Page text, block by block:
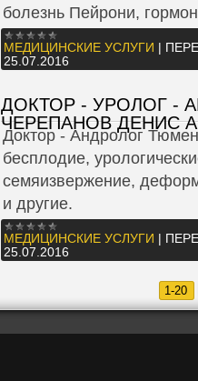
болезнь Пейрони,
МЕДИЦИНСКИЕ УСЛУГИ
25.07.2016
ДОКТОР - УРОЛОГ -
ЧЕРЕПАНОВ ДЕНИС
Доктор - Андролог
бесплодие,
семяизвержение,
и другие.
МЕДИЦИНСКИЕ УСЛУГИ
25.07.2016
1-20